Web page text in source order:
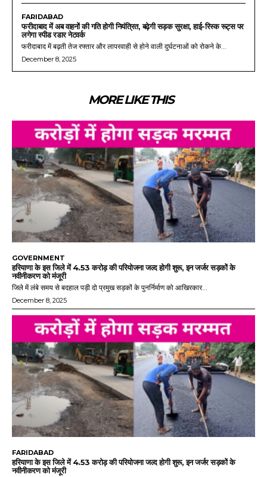
FARIDABAD
फरीदाबाद में अब वाहनों की गति होगी नियंत्रित, बढ़ेगी सड़क सुरक्षा, हाई-रिस्क रूट्स पर
लगेगा स्पीड रडार नेटवर्क
फरीदाबाद में बढ़ती तेज रफ्तार और लापरवाही से होने वाली दुर्घटनाओं को रोकने के...
December 8, 2025
MORE LIKE THIS
GOVERNMENT
हरियाणा के इस जिले में 4.53 करोड़ की परियोजना जल्द होगी शुरू, इन जर्जर सड़कों के
नवीनीकरण को मंजूरी
जिले में लंबे समय से बदहाल पड़ी दो प्रमुख सड़कों के पुनर्निर्माण को आखिरकार...
December 8, 2025
FARIDABAD
हरियाणा के इस जिले में 4.53 करोड़ की परियोजना जल्द होगी शुरू, इन जर्जर सड़कों के
नवीनीकरण को मंजूरी